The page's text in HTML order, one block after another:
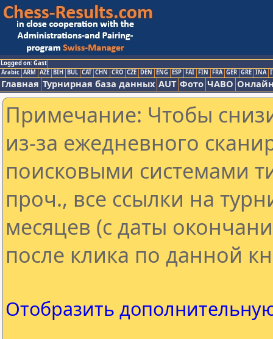
Logged on: Gast
Arabic ARM AZE BIH BUL CAT CHN CRO CZE DEN ENG ESP FAI FIN FRA GER GRE INA
Главная Турнирная база данных AUT Фото ЧАВО
Примечание: Чтобы
из-за ежедневного
поисковыми системами
проч., все ссылки на
месяцев (с даты
после клика по данной
Отобразить